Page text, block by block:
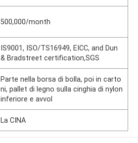
500,000/month
IS9001, ISO/TS16949, EICC, and Dun
& Bradstreet certification,SGS
Parte nella borsa di bolla, poi in carto
ni, pallet di legno sulla cinghia di nylon
inferiore e avvol
La CINA